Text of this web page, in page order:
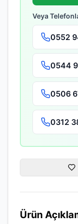
Veya
0552
0544
0506
0312
Ürün